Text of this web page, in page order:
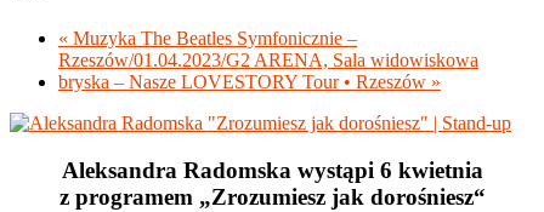
« Muzyka The Beatles Symfonicznie –
Rzeszów/01.04.2023/G2 ARENA, Sala widowiskowa
bryska – Nasze LOVESTORY Tour • Rzeszów »
Aleksandra Radomska wystąpi 6 kwietnia
z programem „Zrozumiesz jak dorośniesz“